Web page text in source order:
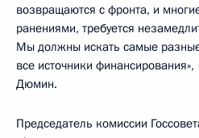
возвращаются с фронта, и
ранениями, требуется
Мы должны искать самые
все источники
Дюмин.
Председатель комиссии